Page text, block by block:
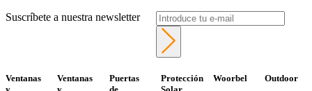
Suscríbete a nuestra newsletter
Ventanas
Ventanas
Puertas
Protección
Woorbel Outdoor